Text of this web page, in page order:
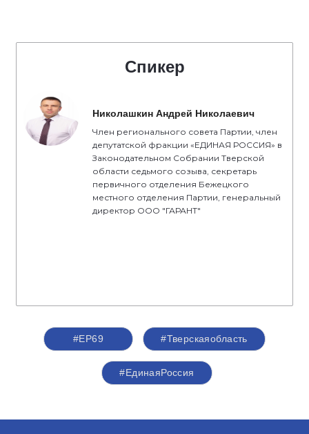
Спикер
Николашкин Андрей Николаевич
Член регионального совета Партии, член
депутатской фракции «ЕДИНАЯ РОССИЯ» в
Законодательном Собрании Тверской
области седьмого созыва, секретарь
первичного отделения Бежецкого
местного отделения Партии, генеральный
директор ООО "ГАРАНТ"
#ЕР69 #Тверскаяобласть
#ЕдинаяРоссия